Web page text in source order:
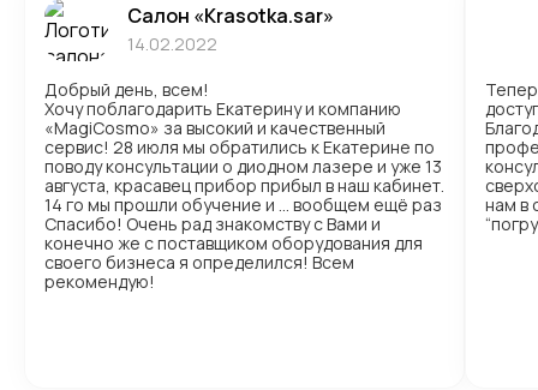
Салон «Krasotka.sar»
14.02.2022
Добрый день, всем!
Хочу поблагодарить Екатерину и компанию
«MagiCosmo» за высокий и качественный
сервис! 28 июля мы обратились к Екатерине по
поводу консультации о диодном лазере и уже 13
августа, красавец прибор прибыл в наш кабинет.
14 го мы прошли обучение и … вообщем ещё раз
Спасибо! Очень рад знакомству с Вами и
конечно же с поставщиком оборудования для
своего бизнеса я определился! Всем
рекомендую!
нам в